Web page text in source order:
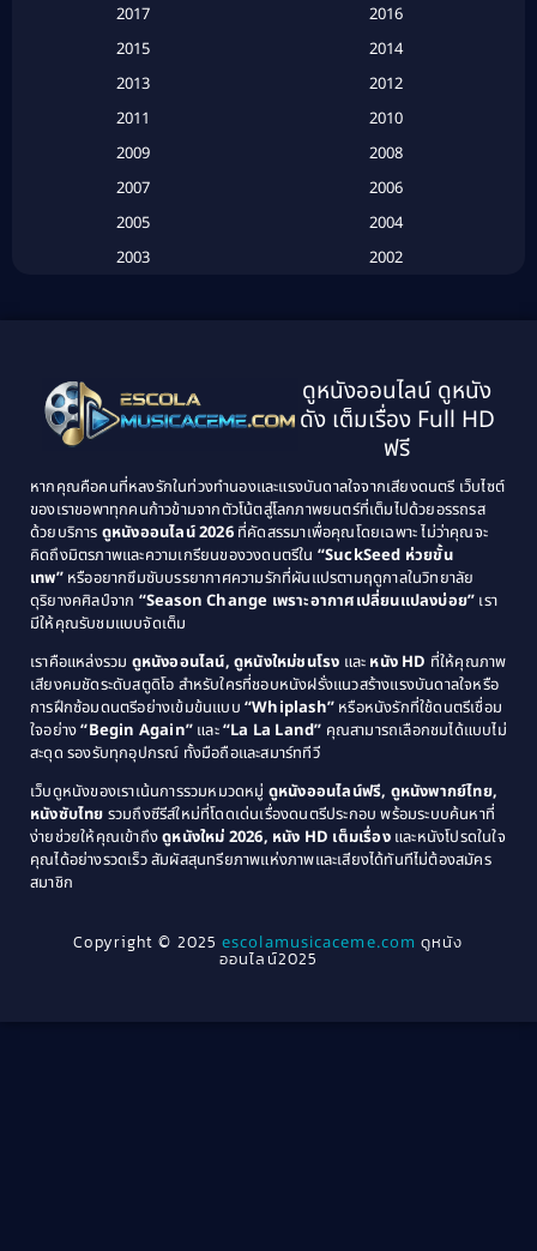
(134)
Classic หนังคลาสสิก(21)
Classic หนังคลาสสิก(25)
Comedy ตลก(46)
Comedy ตลก(515)
Coming of Age ก้าวพ้นวัย(1)
Coming-of-Age(3)
Community(1)
Crime อาชญากรรม(78)
Cult Film(4)
2017
2016
2015
2014
2013
2012
2011
2010
2009
2008
2007
2006
2005
2004
2003
2002
1995
1994
1993
1992
1989
1988
1987
1986
1985
1984
1983
1982
1979
1978
1976
1975
1974
1971
1970
1969
1968
1964
1963
1940
ดูหนังออนไลน์ ดูหนัง
ดัง เต็มเรื่อง Full HD
ฟรี
หากคุณคือคนที่หลงรักในท่วงทำนองและแรงบันดาลใจจากเสียงดนตรี เว็บไซต์
ของเราขอพาทุกคนก้าวข้ามจากตัวโน้ตสู่โลกภาพยนตร์ที่เต็มไปด้วยอรรถรส
ด้วยบริการ ดูหนังออนไลน์ 2026ที่คัดสรรมาเพื่อคุณโดยเฉพาะ ไม่ว่าคุณจะ
คิดถึงมิตรภาพและความเกรียนของวงดนตรีใน “SuckSeed ห่วยขั้น
เทพ”หรืออยากซึมซับบรรยากาศความรักที่ผันแปรตามฤดูกาลในวิทยาลัย
ดุริยางคศิลป์จาก “Season Change เพราะอากาศเปลี่ยนแปลงบ่อย” เรา
มีให้คุณรับชมแบบจัดเต็ม
เราคือแหล่งรวม ดูหนังออนไลน์, ดูหนังใหม่ชนโรง และ หนัง HD ที่ให้คุณภาพ
เสียงคมชัดระดับสตูดิโอ สำหรับใครที่ชอบหนังฝรั่งแนวสร้างแรงบันดาลใจหรือ
การฝึกซ้อมดนตรีอย่างเข้มข้นแบบ “Whiplash” หรือหนังรักที่ใช้ดนตรีเชื่อม
ใจอย่าง“Begin Again” และ“La La Land” คุณสามารถเลือกชมได้แบบไม่
สะดุด รองรับทุกอุปกรณ์ ทั้งมือถือและสมาร์ททีวี
เว็บดูหนังของเราเน้นการรวมหมวดหมู่ ดูหนังออนไลน์ฟรี, ดูหนังพากย์ไทย,
หนังซับไทย รวมถึงซีรีส์ใหม่ที่โดดเด่นเรื่องดนตรีประกอบ พร้อมระบบค้นหาที่
ง่ายช่วยให้คุณเข้าถึงดูหนังใหม่ 2026, หนัง HD เต็มเรื่องและหนังโปรดในใจ
คุณได้อย่างรวดเร็ว สัมผัสสุนทรียภาพแห่งภาพและเสียงได้ทันทีไม่ต้องสมัคร
สมาชิก
Copyright © 2025escolamusicaceme.com ดูหนัง
ออนไลน์2025